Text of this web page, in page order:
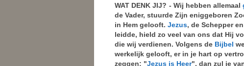
WAT DENK JIJ? - Wij hebben allemaal
de Vader, stuurde Zijn eniggeboren
in Hem gelooft. Jezus, de Schepper
leidde, hield zo veel van ons dat Hij
die wij verdienen. Volgens de Bijbel
werkelijk gelooft, er in je hart op
zeggen: "Jezus is Heer", dan zul je